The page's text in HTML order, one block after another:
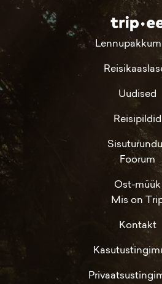
Uudised
Reisipildid
Foorum
Ost-müük
Mis on
Kontakt